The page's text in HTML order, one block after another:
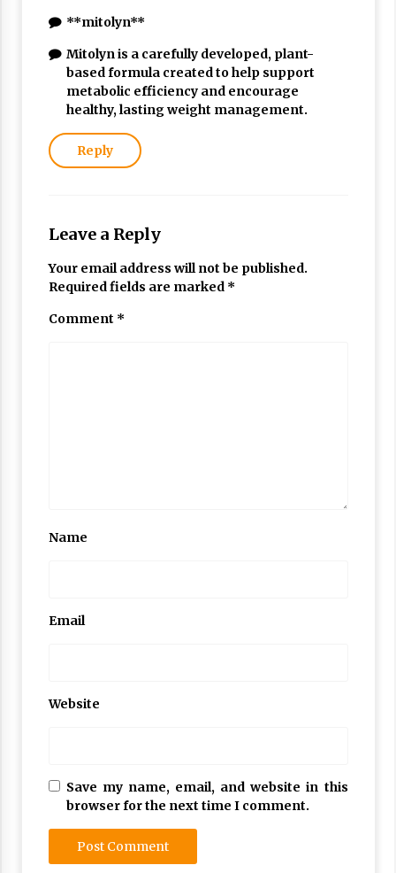
**mitolyn**
Mitolyn is a carefully developed, plant-
based formula created to help support
metabolic efficiency and encourage
healthy, lasting weight management.
Reply
Leave a Reply
Your email address will not be published.
Required fields are marked *
Comment *
Name
Email
Website
Save my name, email, and website in this
browser for the next time I comment.